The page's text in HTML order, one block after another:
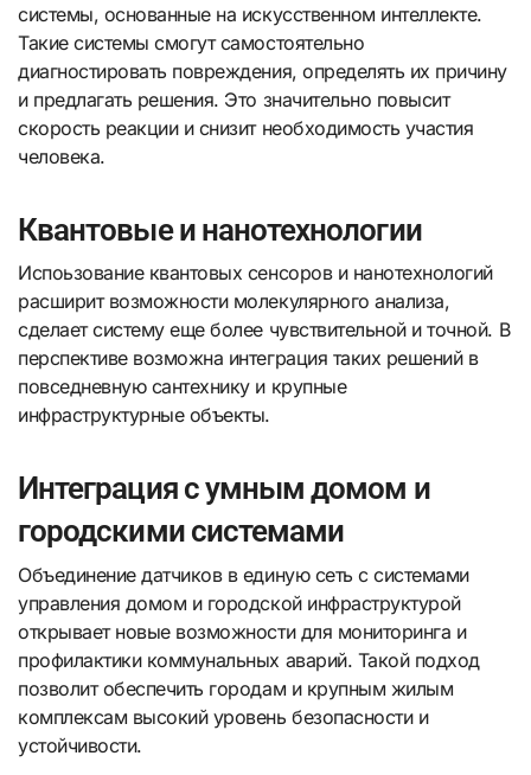
системы, основанные на искусственном интеллекте.
Такие системы смогут самостоятельно
диагностировать повреждения, определять их причину
и предлагать решения. Это значительно повысит
скорость реакции и снизит необходимость участия
человека.
Квантовые и нанотехнологии
Испоьзование квантовых сенсоров и нанотехнологий
расширит возможности молекулярного анализа,
сделает систему еще более чувствительной и точной. В
перспективе возможна интеграция таких решений в
повседневную сантехнику и крупные
инфраструктурные объекты.
Интеграция с умным домом и
городскими системами
Объединение датчиков в единую сеть с системами
управления домом и городской инфраструктурой
открывает новые возможности для мониторинга и
профилактики коммунальных аварий. Такой подход
позволит обеспечить городам и крупным жилым
комплексам высокий уровень безопасности и
устойчивости.